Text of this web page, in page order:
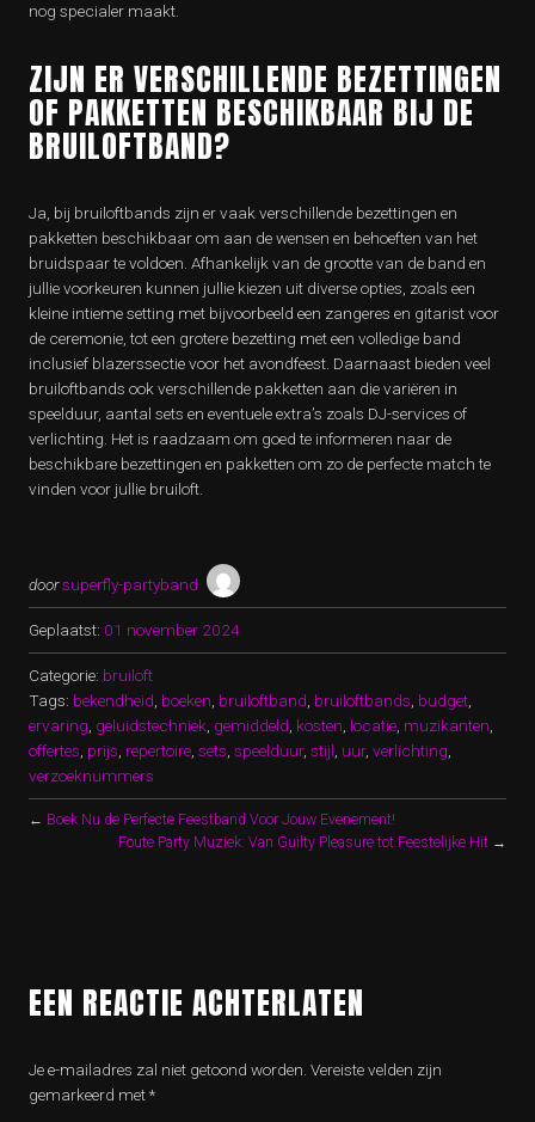
nog specialer maakt.
ZIJN ER VERSCHILLENDE BEZETTINGEN
OF PAKKETTEN BESCHIKBAAR BIJ DE
BRUILOFTBAND?
Ja, bij bruiloftbands zijn er vaak verschillende bezettingen en
pakketten beschikbaar om aan de wensen en behoeften van het
bruidspaar te voldoen. Afhankelijk van de grootte van de band en
jullie voorkeuren kunnen jullie kiezen uit diverse opties, zoals een
kleine intieme setting met bijvoorbeeld een zangeres en gitarist voor
de ceremonie, tot een grotere bezetting met een volledige band
inclusief blazerssectie voor het avondfeest. Daarnaast bieden veel
bruiloftbands ook verschillende pakketten aan die variëren in
speelduur, aantal sets en eventuele extra’s zoals DJ-services of
verlichting. Het is raadzaam om goed te informeren naar de
beschikbare bezettingen en pakketten om zo de perfecte match te
vinden voor jullie bruiloft.
doorsuperfly-partyband
Geplaatst: 01 november 2024
Categorie: bruiloft
Tags: bekendheid boeken bruiloftband bruiloftbands budget
ervaring geluidstechniek gemiddeld kosten locatie muzikanten
offertes prijs repertoire sets speelduur, stijl uur, verlichting
verzoeknummers
← Boek Nu de Perfecte Feestband Voor Jouw Evenement!
Foute Party Muziek: Van Guilty Pleasure tot Feestelijke Hit →
EEN REACTIE ACHTERLATEN
Je e-mailadres zal niet getoond worden. Vereiste velden zijn
gemarkeerd met*